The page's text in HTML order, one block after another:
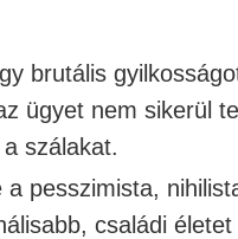
brutális
ügyet nem sikerül
szálakat.
a pesszimista,
családi